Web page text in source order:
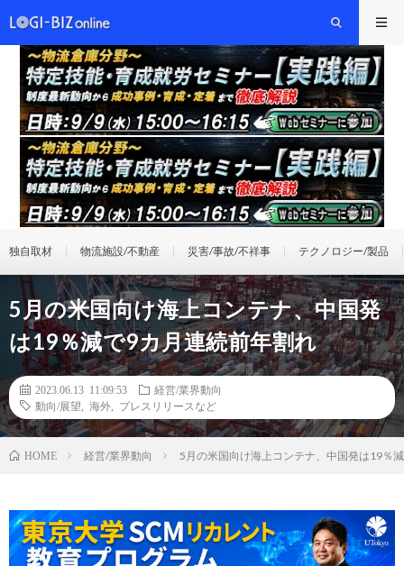
独自取材 物流施設/不動産 災害/事故/不祥事 テクノロジー/製品
5月の米国向け海上コンテナ、中国発
は19％減で9カ月連続前年割れ
2023.06.13 11:09:53
経営/業界動向
動向/展望
海外 プレスリリースなど
HOME 経営/業界動向 5月の米国向け海上コンテナ、中国発は19％